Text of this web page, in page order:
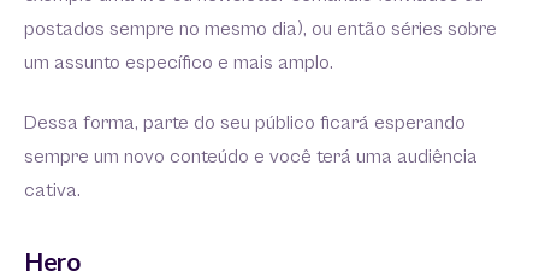
postados sempre no mesmo dia), ou então séries sobre
um assunto específico e mais amplo.
Dessa forma, parte do seu público ficará esperando
sempre um novo conteúdo e você terá uma audiência
cativa.
Hero